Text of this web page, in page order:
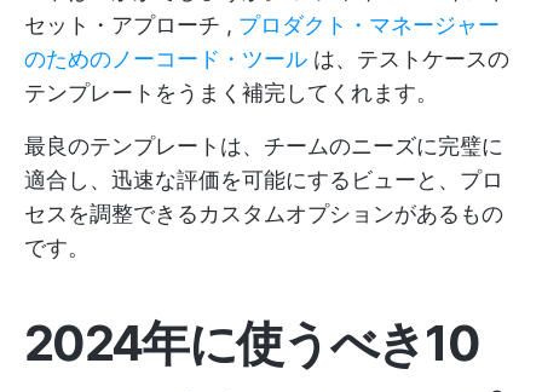
セット・アプローチ , プロダクト・マネージャー
のためのノーコード・ツール は、テストケースの
テンプレートをうまく補完してくれます。
最良のテンプレートは、チームのニーズに完璧に
適合し、迅速な評価を可能にするビューと、プロ
セスを調整できるカスタムオプションがあるもの
です。
2024年に使うべき10